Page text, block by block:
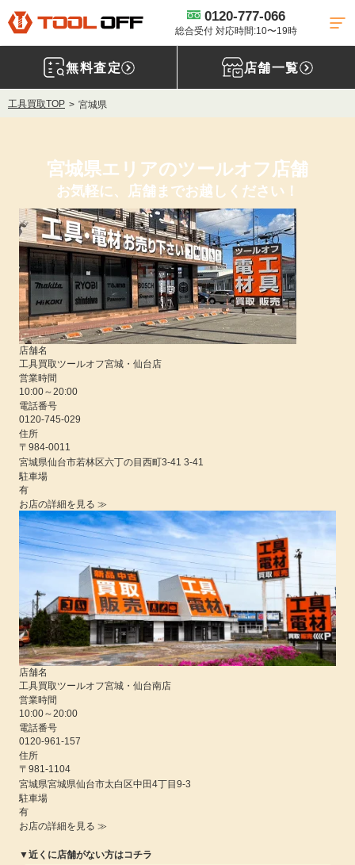
0120-777-066
総合受付 対応時間:10〜19時
無料査定 店舗一覧
工具買取TOP 宮城県
宮城県エリアのツールオフ店舗
お気軽に、店舗までお越しください！
店舗名
工具買取ツールオフ宮城・仙台店
営業時間
10:00～20:00
電話番号
0120-745-029
住所
〒984-0011
宮城県仙台市若林区六丁の目西町3-41 3-41
駐車場
有
お店の詳細を見る ≫
店舗名
工具買取ツールオフ宮城・仙台南店
営業時間
10:00～20:00
電話番号
0120-961-157
住所
〒981-1104
宮城県宮城県仙台市太白区中田4丁目9-3
駐車場
有
お店の詳細を見る ≫
▼近くに店舗がない方はコチラ